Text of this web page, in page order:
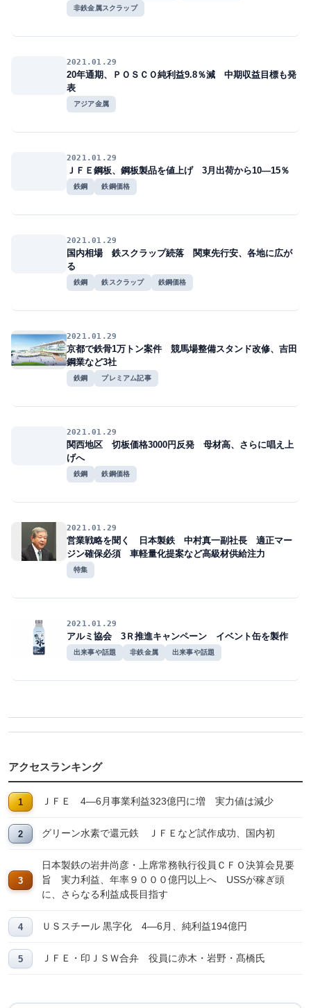
非鉄金属スクラップ
2021.01.29
20年通期、ＰＯＳＣＯ純利益9.8％減 中期収益目標も発
表
アジア金属
2021.01.29
ＪＦＥ鋼板、鋼板製品を値上げ 3月出荷から10―15％
鉄鋼 鉄鋼価格
2021.01.29
国内相場 鉄スクラップ続落 関東先行安、各地に広が
る
鉄鋼 鉄スクラップ 鉄鋼価格
2021.01.29
京都で鉄骨1万トン案件 競馬場整備スタンド改修、吉田
鋼業など3社
鉄鋼 プレミアム記事
2021.01.29
関西地区 切板価格3000円反発 母材高、さらに唱え上
げへ
鉄鋼 鉄鋼価格
2021.01.29
営業戦略を聞く 日本製鉄 中村真一副社長 適正マー
ジン確保必須 車軽量化提案など高級材供給注力
特集
2021.01.29
アルミ協会 3Ｒ推進キャンペーン イベント缶を製作
出来事や話題 非鉄金属 出来事や話題
アクセスランキング
ＪＦＥ 4―6月事業利益323億円に増 実力値は減少
グリーン水素で還元鉄 ＪＦＥなど試作成功、国内初
日本製鉄の岩井尚彦・上席常務執行役員ＣＦＯ決算会見要
旨 実力利益、年率９０００億円以上へ USSが稼ぎ頭
に、さらなる利益成長目指す
ＵＳスチール 黒字化 4―6月、純利益194億円
ＪＦＥ・印ＪＳＷ合弁 役員に赤木・岩野・髙橋氏